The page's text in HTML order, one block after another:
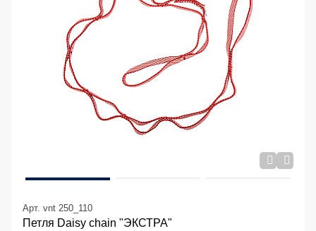
Арт. vnt 250_110
Петля Daisy chain "ЭКСТРА"